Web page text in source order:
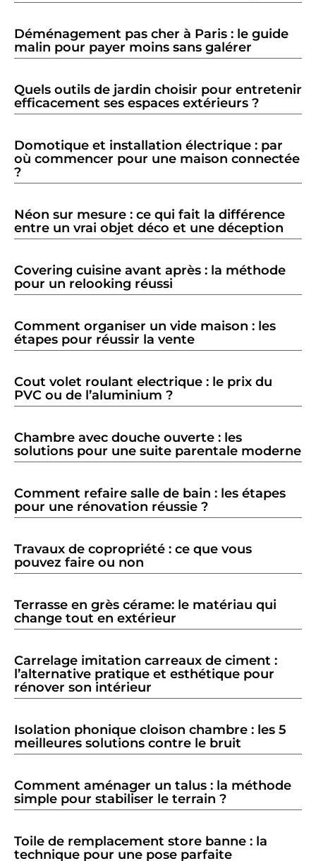
Déménagement pas cher à Paris : le guide
malin pour payer moins sans galérer
Quels outils de jardin choisir pour entretenir
efficacement ses espaces extérieurs ?
Domotique et installation électrique : par
où commencer pour une maison connectée
?
Néon sur mesure : ce qui fait la différence
entre un vrai objet déco et une déception
Covering cuisine avant après : la méthode
pour un relooking réussi
Comment organiser un vide maison : les
étapes pour réussir la vente
Cout volet roulant electrique : le prix du
PVC ou de l’aluminium ?
Chambre avec douche ouverte : les
solutions pour une suite parentale moderne
Comment refaire salle de bain : les étapes
pour une rénovation réussie ?
Travaux de copropriété : ce que vous
pouvez faire ou non
Terrasse en grès cérame: le matériau qui
change tout en extérieur
Carrelage imitation carreaux de ciment :
l’alternative pratique et esthétique pour
rénover son intérieur
Isolation phonique cloison chambre : les 5
meilleures solutions contre le bruit
Comment aménager un talus : la méthode
simple pour stabiliser le terrain ?
Toile de remplacement store banne : la
technique pour une pose parfaite